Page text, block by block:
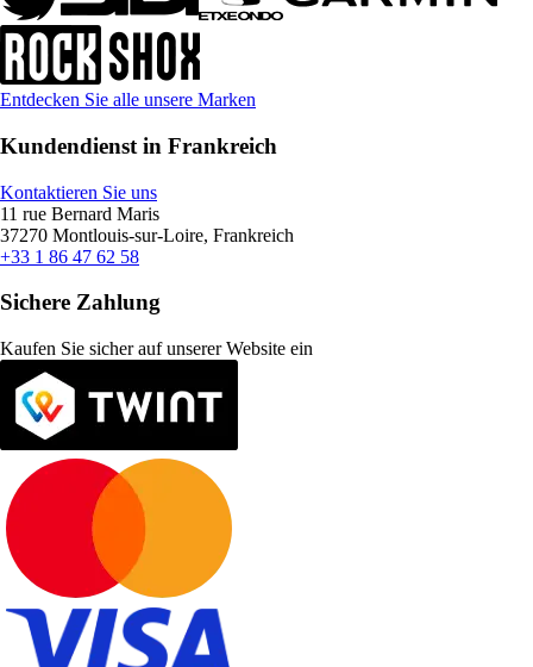
Entdecken Sie alle unsere Marken
Kundendienst in Frankreich
Kontaktieren Sie uns
11 rue Bernard Maris
37270 Montlouis-sur-Loire, Frankreich
+33 1 86 47 62 58
Sichere Zahlung
Kaufen Sie sicher auf unserer Website ein